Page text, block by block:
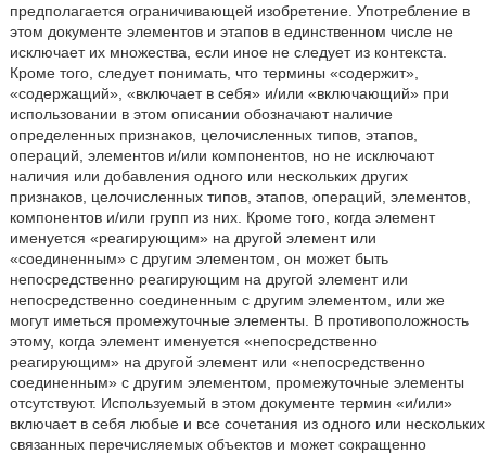
предполагается ограничивающей изобретение. Употребление в
этом документе элементов и этапов в единственном числе не
исключает их множества, если иное не следует из контекста.
Кроме того, следует понимать, что термины «содержит»,
«содержащий», «включает в себя» и/или «включающий» при
использовании в этом описании обозначают наличие
определенных признаков, целочисленных типов, этапов,
операций, элементов и/или компонентов, но не исключают
наличия или добавления одного или нескольких других
признаков, целочисленных типов, этапов, операций, элементов,
компонентов и/или групп из них. Кроме того, когда элемент
именуется «реагирующим» на другой элемент или
«соединенным» с другим элементом, он может быть
непосредственно реагирующим на другой элемент или
непосредственно соединенным с другим элементом, или же
могут иметься промежуточные элементы. В противоположность
этому, когда элемент именуется «непосредственно
реагирующим» на другой элемент или «непосредственно
соединенным» с другим элементом, промежуточные элементы
отсутствуют. Используемый в этом документе термин «и/или»
включает в себя любые и все сочетания из одного или нескольких
связанных перечисляемых объектов и может сокращенно